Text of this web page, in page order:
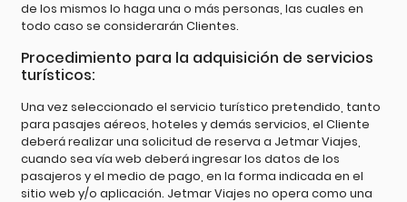
de los mismos lo haga una o más personas, las cuales en
todo caso se considerarán Clientes.
Procedimiento para la adquisición de servicios
turísticos:
Una vez seleccionado el servicio turístico pretendido, tanto
para pasajes aéreos, hoteles y demás servicios, el Cliente
deberá realizar una solicitud de reserva a Jetmar Viajes,
cuando sea vía web deberá ingresar los datos de los
pasajeros y el medio de pago, en la forma indicada en el
sitio web y/o aplicación. Jetmar Viajes no opera como una